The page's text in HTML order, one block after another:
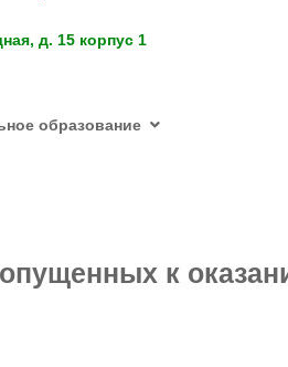
д. 15 корпус 1
образование
к